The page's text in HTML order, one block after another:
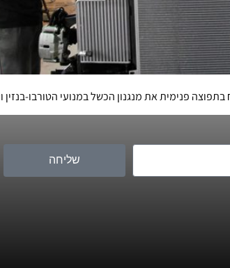
פנימית את מנגנון הכשל במנועי הטורבו-בנזין
שליחה